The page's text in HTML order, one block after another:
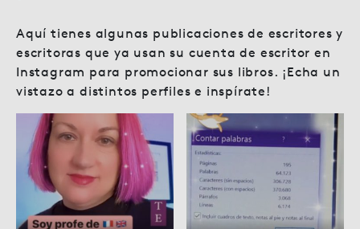
Aquí tienes algunas publicaciones de escritores y
escritoras que ya usan su cuenta de escritor en
Instagram para promocionar sus libros. ¡Echa un
vistazo a distintos perfiles e inspírate!